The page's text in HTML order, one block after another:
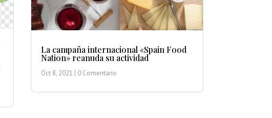
La campaña internacional «Spain Food
Nation» reanuda su actividad
Oct 8, 2021 | 0 Comentario